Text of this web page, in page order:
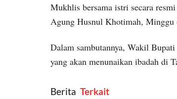
Mukhlis bersama istri secara
Agung Husnul Khotimah, Minggu
Dalam sambutannya, Wakil
yang akan menunaikan ibadah di
Berita ‎ Terkait